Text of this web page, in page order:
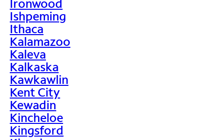
Ironwood
Ishpeming
Ithaca
Kalamazoo
Kaleva
Kalkaska
Kawkawlin
Kent City
Kewadin
Kincheloe
Kingsford